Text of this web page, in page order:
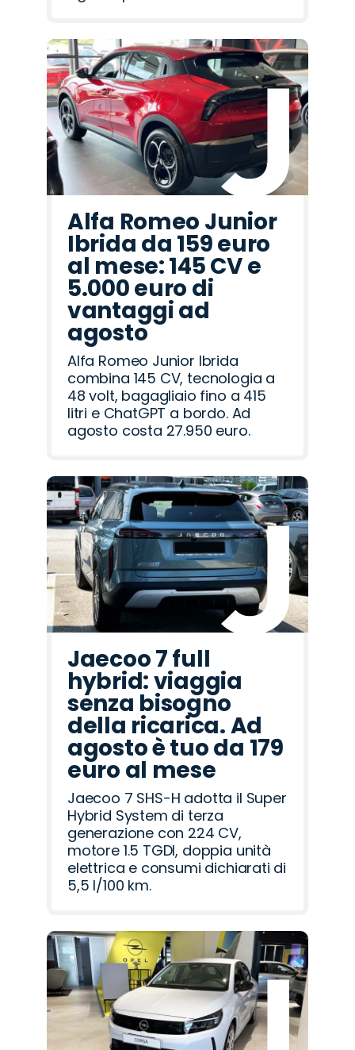
Alfa Romeo Junior
Ibrida da 159 euro
al mese: 145 CV e
5.000 euro di
vantaggi ad
agosto
Alfa Romeo Junior Ibrida
combina 145 CV, tecnologia a
48 volt, bagagliaio fino a 415
litri e ChatGPT a bordo. Ad
agosto costa 27.950 euro.
Jaecoo 7 full
hybrid: viaggia
senza bisogno
della ricarica. Ad
agosto è tuo da 179
euro al mese
Jaecoo 7 SHS-H adotta il Super
Hybrid System di terza
generazione con 224 CV,
motore 1.5 TGDI, doppia unità
elettrica e consumi dichiarati di
5,5 l/100 km.